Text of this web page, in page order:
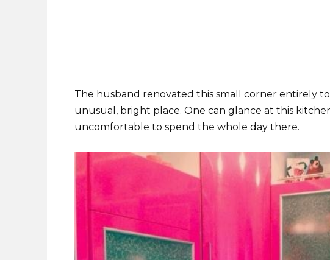
The husband renovated this small corner entirely
unusual, bright place. One can glance at this
uncomfortable to spend the whole day there.